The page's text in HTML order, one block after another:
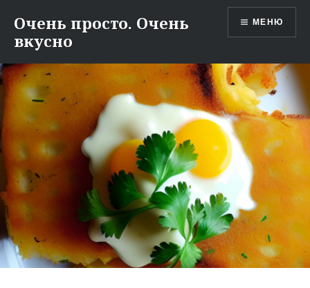
содержимому
Очень просто. Очень
вкусно
МЕНЮ